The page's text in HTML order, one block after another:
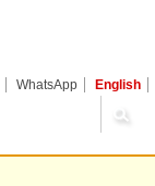
WhatsApp English